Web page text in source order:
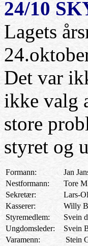
24/10
Lagets
Det var
ikke valg
store
styret og
Formann:
Jan
Nestformann:
Tore
Sekretær:
Lars-
Kasserer:
Willy
Styremedlem:
Svein
Ungdomsleder:
Svein
Varamenn:
Stein